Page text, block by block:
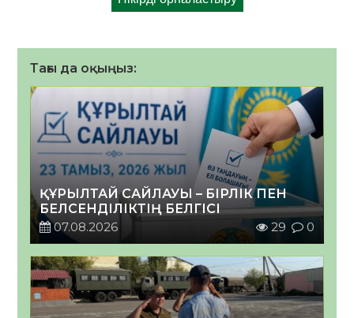
Тағы да оқыңыз:
ҚҰРЫЛТАЙ САЙЛАУЫ – БІРЛІК ПЕН
БЕЛСЕНДІЛІКТІҢ БЕЛГІСІ
07.08.2026
29 0